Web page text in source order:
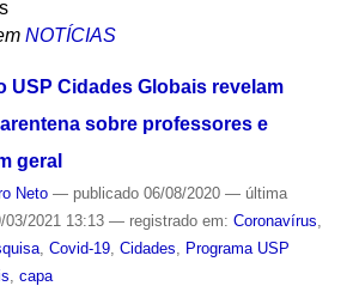
NOTÍCIAS
USP Cidades Globais revelam
sobre professores e
geral
Neto — publicado06/08/2020 — última
2021 13:13 — registrado em: Coronavírus
, Covid-19, Cidades
Programa USP
capa